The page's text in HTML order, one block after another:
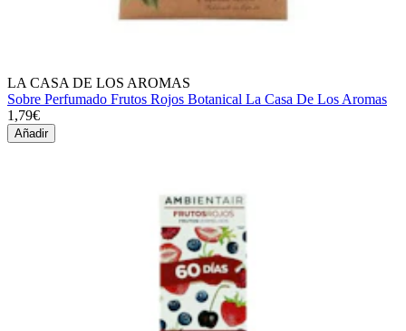
LA CASA DE LOS AROMAS
Sobre Perfumado Frutos Rojos Botanical La Casa De Los Aromas
1,79€
Añadir